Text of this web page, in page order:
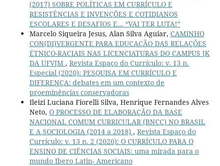
(2017) SOBRE POLÍTICAS EM CURRÍCULO E
RESISTÊNCIAS E INVENÇÕES E COTIDIANOS
ESCOLARES E DESAFIOS E... “VAI TER LUTA!”
Marcelo Siqueira Jesus, Alan Silva Aguiar, CAMINHO
CON(DI)VERGENTE PARA EDUCAÇÃO DAS RELAÇÕES
ÉTNICO-RACIAIS NAS LICENCIATURAS DO CAMPUS JK
DA UFVJM , Revista Espaço do Currículo: v. 13 n.
Especial (2020): PESQUISA EM CURRÍCULO E
DIFERENÇA: debates em um contexto de
proeminências conservadoras
Ileizi Luciana Fiorelli Silva, Henrique Fernandes Alves
Neto, O PROCESSO DE ELABORAÇÃO DA BASE
NACIONAL COMUM CURRICULAR (BNCC) NO BRASIL
E A SOCIOLOGIA (2014 a 2018) , Revista Espaço do
Currículo: v. 13 n. 2 (2020): O CURRÍCULO PARA O
ENSINO DE CIÊNCIAS SOCIAIS: uma mirada para o
mundo Ibero Latin- Americano